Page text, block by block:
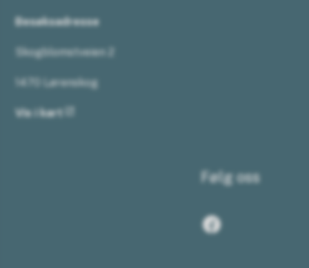
Besøksadresse
Skogblomstveien 2
1470 Lørenskog
Vis i kart
Følg oss